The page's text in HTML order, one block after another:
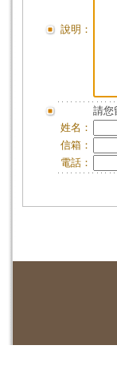
說明：
請您
姓名：
信箱：
電話：